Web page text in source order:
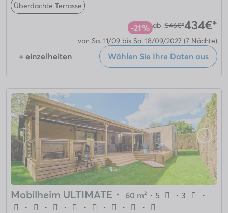
Überdachte Terrasse
-21% ab :546€*434€*
von Sa. 11/09 bis Sa. 18/09/2027 (7 Nächte)
+ einzelheiten Wählen Sie Ihre Daten aus
Mobilheim ULTIMATE ・ 60 m² ・ 5 ・3
・
・
・ ・ ・ ・ ・
・